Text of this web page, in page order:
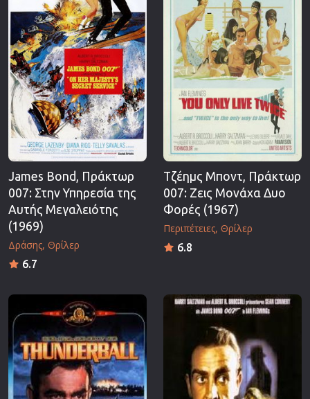
James Bond, Πράκτωρ
007: Στην Υπηρεσία της
Αυτής Μεγαλειότης
(1969)
Δράσης Θρίλερ
6.7
Τζέημς Μποντ, Πράκτωρ
007: Ζεις Μονάχα Δυο
Φορές (1967)
Περιπέτειες Θρίλερ
6.8